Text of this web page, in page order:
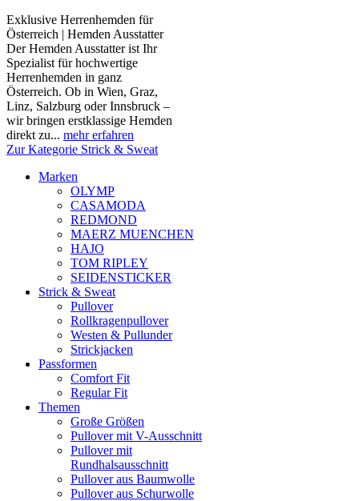
Exklusive Herrenhemden für
Österreich | Hemden Ausstatter
Der Hemden Ausstatter ist Ihr
Spezialist für hochwertige
Herrenhemden in ganz
Österreich. Ob in Wien, Graz,
Linz, Salzburg oder Innsbruck –
wir bringen erstklassige Hemden
direkt zu... mehr erfahren
Zur Kategorie Strick & Sweat
Marken
OLYMP
CASAMODA
REDMOND
MAERZ MUENCHEN
HAJO
TOM RIPLEY
SEIDENSTICKER
Strick & Sweat
Pullover
Rollkragenpullover
Westen & Pullunder
Strickjacken
Passformen
Comfort Fit
Regular Fit
Themen
Große Größen
Pullover mit V-Ausschnitt
Pullover mit
Rundhalsausschnitt
Pullover aus Baumwolle
Pullover aus Schurwolle